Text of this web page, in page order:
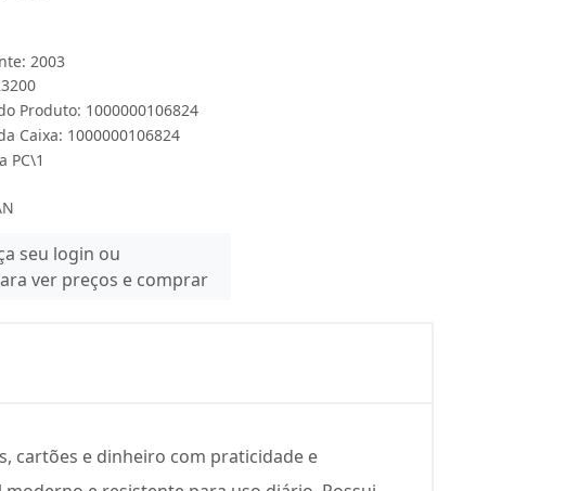
2003
Produto: 1000000106824
Caixa: 1000000106824
PC\1
seu login ou
ver preços e comprar
cartões e dinheiro com praticidade e